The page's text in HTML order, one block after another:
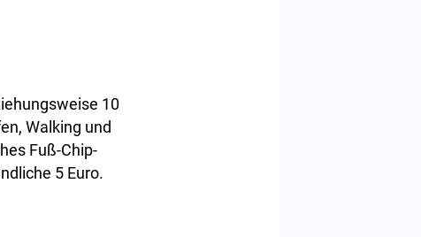
10
Walking und
Fuß-Chip-
5 Euro.